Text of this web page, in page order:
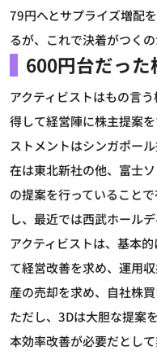
79円へとサプライズ増配
るが、これで決着がつくの
600円台だっ
アクティビストはもの言
得して経営陣に株主提案
ストメントはシンガポー
在は東北新社の他、富士
の提案を行っていること
し、最近では西武ホール
アクティビストは、基本
て経営改善を求め、運用
産の売却を求め、自社株
ただし、3Dは大胆な提案
本効率改善が必要だとして